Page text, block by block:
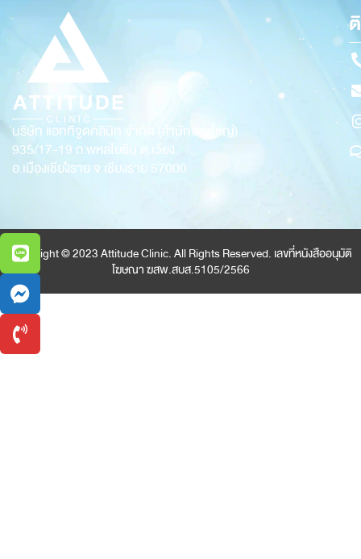
บริษัท แอททิจูดคลินิก จำกัด (สำนักงานใหญ่)
935/17-19 ถ.พหลโยธิน ต.เวียง
อ.เมืองเชียงราย จ.เชียงราย 57000
Copyright © 2023 Attitude Clinic. All Rights Reserved. เลขที่หนังสืออนุมัติ
โฆษณา ฆสพ.สบส.5105/2566